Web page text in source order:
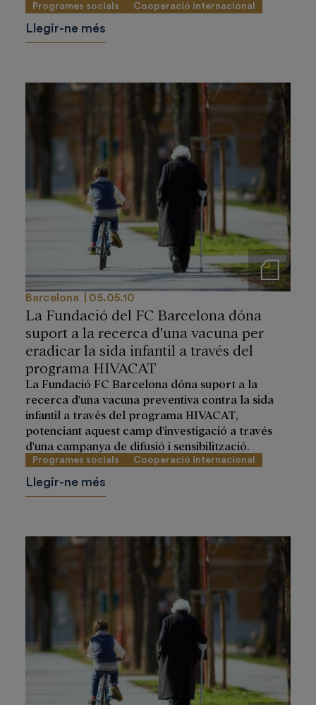
Programes socials Cooperació internacional
Llegir-ne més
Notas de prensa
Barcelona 05.05.10
La Fundació del FC Barcelona dóna
suport a la recerca d’una vacuna per
eradicar la sida infantil a través del
programa HIVACAT
La Fundació FC Barcelona dóna suport a la
recerca d'una vacuna preventiva contra la sida
infantil a través del programa HIVACAT,
potenciant aquest camp d'investigació a través
d'una campanya de difusió i sensibilització.
Programes socials Cooperació internacional
Llegir-ne més